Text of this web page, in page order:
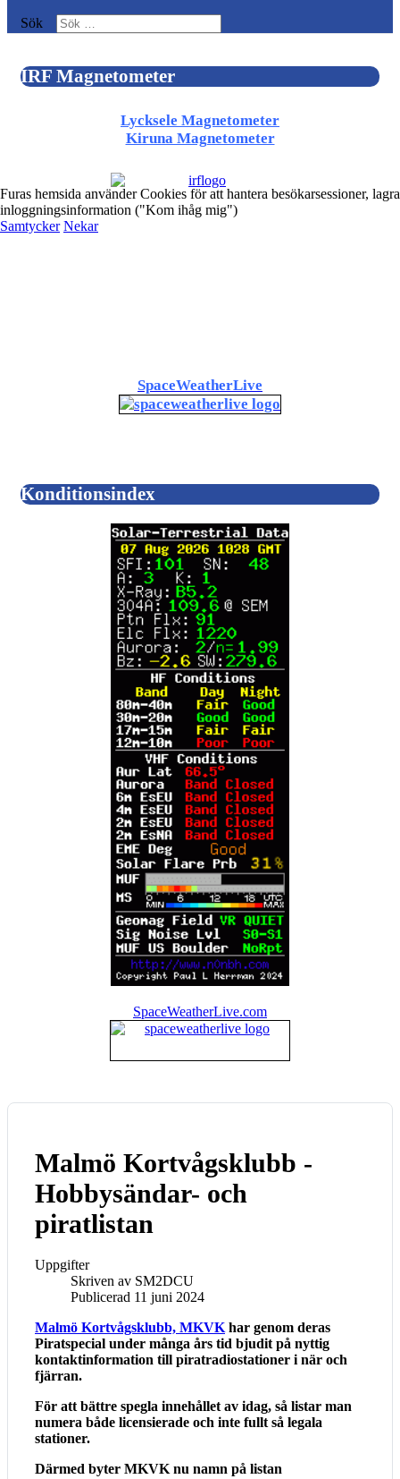
Sök
IRF Magnetometer
Lycksele Magnetometer
Kiruna Magnetometer
SpaceWeatherLive
Konditionsindex
SpaceWeatherLive.com
Malmö Kortvågsklubb -
Hobbysändar- och
piratlistan
Uppgifter
Skriven av SM2DCU
Publicerad 11 juni 2024
Malmö Kortvågsklubb, MKVK har genom deras
Piratspecial under många års tid bjudit på nyttig
kontaktinformation till piratradiostationer i när och
fjärran.
För att bättre spegla innehållet av idag, så listar man
numera både licensierade och inte fullt så legala
stationer.
Därmed byter MKVK nu namn på listan
Furas hemsida använder Cookies för att hantera besökarsessioner, lagra
inloggningsinformation ("Kom ihåg mig")
Samtycker Nekar